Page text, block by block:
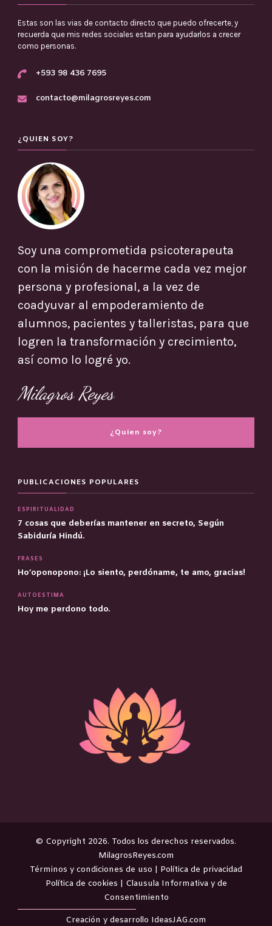
Estas son las vias de contacto directo que puedo ofrecerte, y
recuerda que mis redes sociales estan para ayudarlos a crecer
como personas.
+593 98 436 7695
contacto@milagrosreyes.com
¿QUIEN SOY?
Soy una comprometida psicoterapeuta
con la misión de hacerme cada vez mejor
persona y profesional, a la vez de
coadyuvar al empoderamiento de
alumnos, pacientes y talleristas, para que
logren la transformación y crecimiento,
así como lo logré yo.
Milagros Reyes
¿Quien soy?
PUBLICACIONES POPULARES
ESPIRITUALIDAD
7 cosas que deberías mantener en secreto, Según
Sabiduría Hindú.
FRASES
Ho’oponopono: ¡Lo siento, perdóname, te amo, gracias!
AUTOESTIMA
Hoy me perdono todo.
©️ Copyright 2026. Todos los derechos reservados.
MilagrosReyes.com
Términos y condiciones de uso
Política de privacidad
Política de cookies
Clausula Informativa y de
Consentimiento
Creación y desarrollo IdeasJAG.com